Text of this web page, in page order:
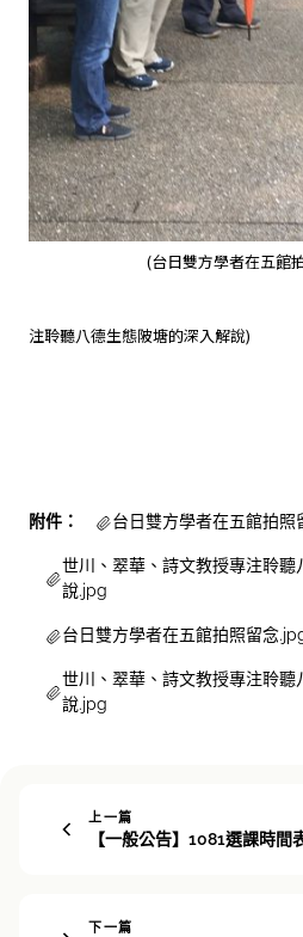
(台日雙方學者在
(世川、翠華
注聆聽八德生態陂塘的深入解說)
附件： 台日雙方學者在五館拍照
世川、翠華、詩文教授專注聆聽
說.jpg
台日雙方學者在五館拍照留念
世川、翠華、詩文教授專注聆聽
說.jpg
上一篇
【一般公告】1081選課時間
下一篇